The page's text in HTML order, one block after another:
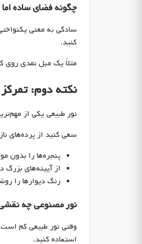
چگونه فضای ساده
سادگی به معنی
کنید.
مثلاً یک مبل نمدی روی
نکته دوم:
نور طبیعی یکی از
سعی کنید از پرده‌های
پنجره‌ها را بدون
از آیینه‌های بزرگ
رنگ دیوارها را
نور مصنوعی چه
استفاده کنید.